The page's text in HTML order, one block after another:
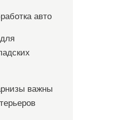
авто
важны